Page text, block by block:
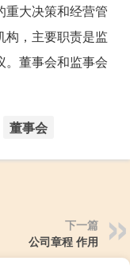
重大决策和经营管
构，主要职责是监
。董事会和监事会
董事会
下一篇
公司章程 作用